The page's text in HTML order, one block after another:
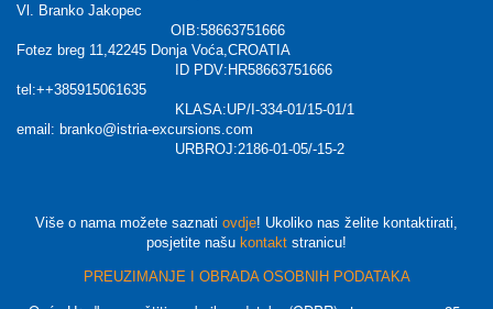
Vl. Branko Jakopec
OIB:58663751666
Fotez breg 11,42245 Donja Voća,CROATIA
ID PDV:HR58663751666
tel:++385915061635
KLASA:UP/I-334-01/15-01/1
email: branko@istria-excursions.com
URBROJ:2186-01-05/-15-2
Više o nama možete saznati ovdje! Ukoliko nas želite kontaktirati,
posjetite našu kontakt stranicu!
PREUZIMANJE I OBRADA OSOBNIH PODATAKA